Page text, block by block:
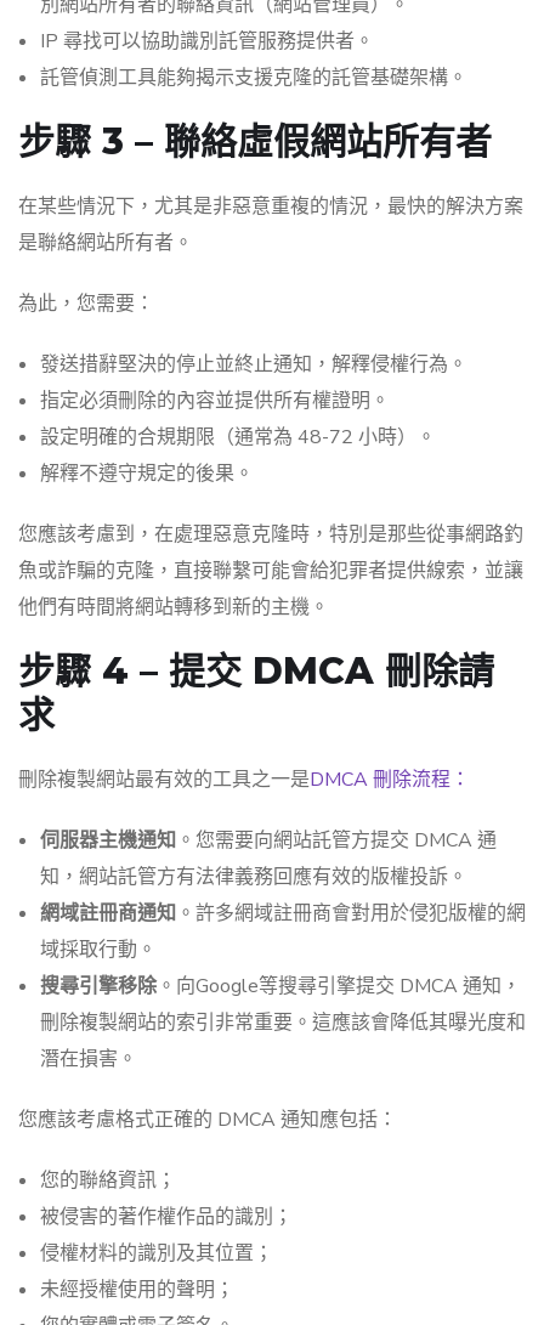
IP 尋找可以協助識別託管服務提供者。
託管偵測工具能夠揭示支援克隆的託管基礎架構。
步驟 3 – 聯絡虛假網站所有者
在某些情況下，尤其是非惡意重複的情況，最快的解決方案
是聯絡網站所有者。
為此，您需要：
發送措辭堅決的停止並終止通知，解釋侵權行為。
指定必須刪除的內容並提供所有權證明。
設定明確的合規期限（通常為 48-72 小時）。
解釋不遵守規定的後果。
您應該考慮到，在處理惡意克隆時，特別是那些從事網路釣
魚或詐騙的克隆，直接聯繫可能會給犯罪者提供線索，並讓
他們有時間將網站轉移到新的主機。
步驟 4 – 提交 DMCA 刪除請
求
刪除複製網站最有效的工具之一是DMCA 刪除流程：
伺服器主機通知 。您需要向網站託管方提交 DMCA 通
知，網站託管方有法律義務回應有效的版權投訴。
網域註冊商通知 。許多網域註冊商會對用於侵犯版權的網
域採取行動。
搜尋引擎移除。向Google等搜尋引擎提交 DMCA 通知，
刪除複製網站的索引非常重要。這應該會降低其曝光度和
潛在損害。
您應該考慮格式正確的 DMCA 通知應包括：
您的聯絡資訊；
被侵害的著作權作品的識別；
侵權材料的識別及其位置；
未經授權使用的聲明；